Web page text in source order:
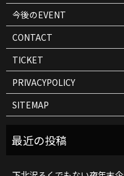
今後のEVENT
CONTACT
TICKET
PRIVACYPOLICY
SITEMAP